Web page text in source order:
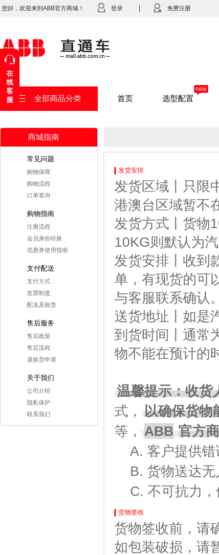
您好，欢迎来到ABB官方商城！ 登录 免费注册
全部商品分类 首页 选型配置
new
商城指南
常见问题
购物保障
购物流程
订单查询
购物指南
注册流程
会员身份转换
优惠券使用指南
支付配送
支付方式
发票制度
配送及验货
售后服务
售后政策
售后流程
退换货申请
关于我们
公司介绍
隐私保护
联系我们
发货安排
发货区域丨只限
港澳台区域暂不
发货方式丨货物
10KG则默认为
发货安排丨收到
单，有现货的可
与客服联系确认
送货地址丨如是
到货时间丨通常
物不能在预计的
温馨提示：收货
式， 以确保货物
等， ABB 官方
A. 客户提供
B. 货物送达
C. 不可抗力
货物签收
货物签收前，请
如包装破损，请
在
线
客
服